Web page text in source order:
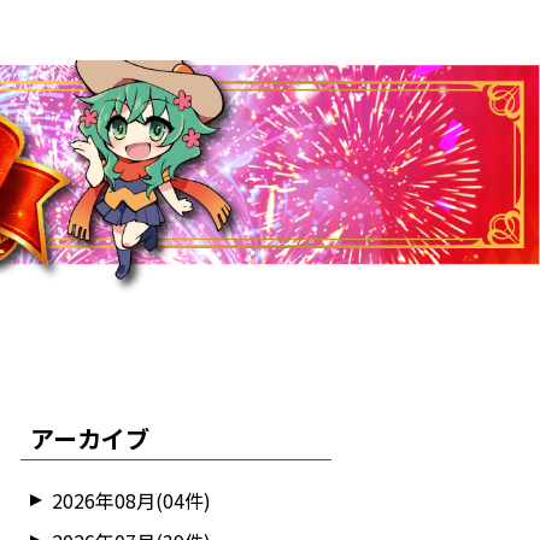
アーカイブ
2026年08月(04件)